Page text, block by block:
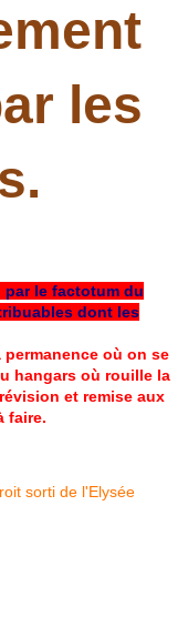
les
par le factotum du
dont les
où on se
hangars où rouille la
et remise aux
faire.